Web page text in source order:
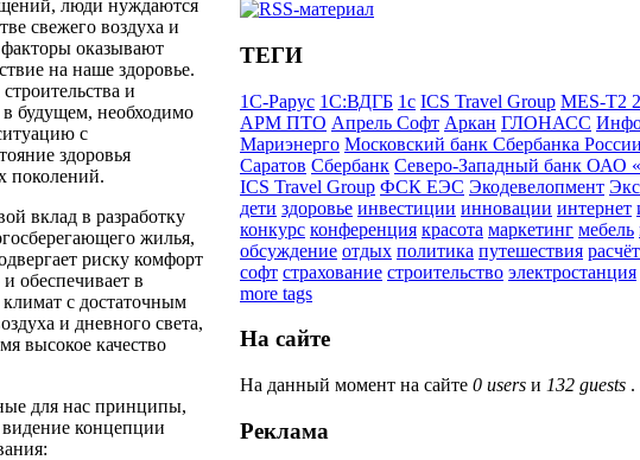
люди нуждаются
свежего воздуха и
оказывают
на наше здоровье.
и
будущем, необходимо
с
здоровья
поколений.
вклад в разработку
жилья,
риску комфорт
обеспечивает в
с достаточным
и дневного света,
высокое качество
для нас принципы,
видение концепции
ТЕГИ
1С-Рарус 1С:ВДГБ 1с ICS Travel Group MES-T2
АРМ ПТО Апрель Софт Аркан ГЛОНАСС
Мариэнерго Московский банк Сбербанка России
Саратов Сбербанк Северо-Западный банк ОАО
ICS Travel Group ФСК ЕЭС Экодевелопмент
дети здоровье инвестиции инновации интернет
конкурс конференция красота маркетинг мебель
обсуждение отдых политика путешествия
софт страхование строительство электростанция
more tags
На сайте
На данный момент на сайте 0 users и 132 guests .
Реклама